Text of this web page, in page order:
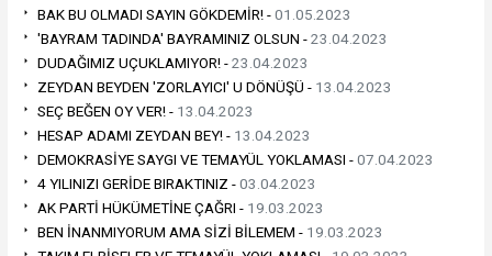
BAK BU OLMADI SAYIN GÖKDEMİR! -01.05.2023
'BAYRAM TADINDA' BAYRAMINIZ OLSUN -23.04.2023
DUDAĞIMIZ UÇUKLAMIYOR! -23.04.2023
ZEYDAN BEYDEN 'ZORLAYICI' U DÖNÜŞÜ - 13.04.2023
SEÇ BEĞEN OY VER! - 13.04.2023
HESAP ADAMI ZEYDAN BEY! - 13.04.2023
DEMOKRASİYE SAYGI VE TEMAYÜL YOKLAMASI -07.04.2023
4 YILINIZI GERİDE BIRAKTINIZ -03.04.2023
AK PARTİ HÜKÜMETİNE ÇAĞRI - 19.03.2023
BEN İNANMIYORUM AMA SİZİ BİLEMEM - 19.03.2023